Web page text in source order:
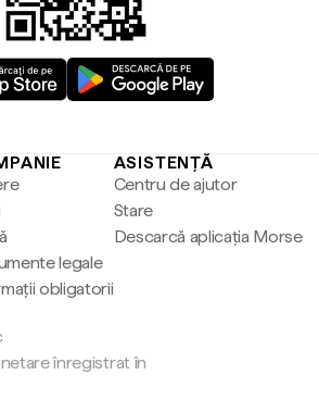
legale
obligatorii
ASISTENȚĂ
Centru de ajutor
Stare
Descarcă aplicația Morse
înregistrat în